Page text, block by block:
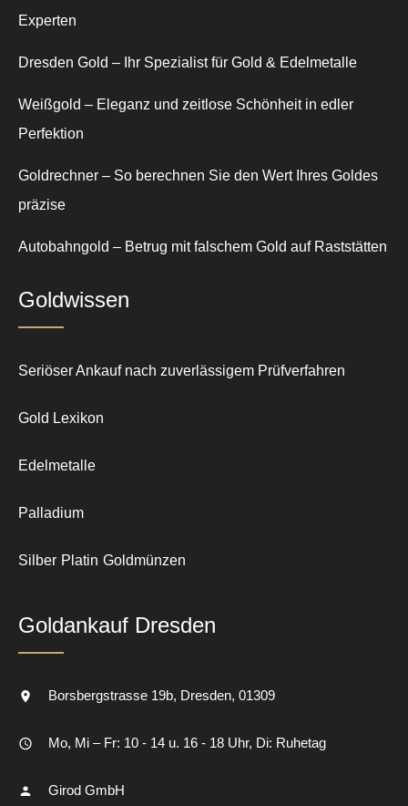
Experten
Dresden Gold – Ihr Spezialist für Gold & Edelmetalle
Weißgold – Eleganz und zeitlose Schönheit in edler
Perfektion
Goldrechner – So berechnen Sie den Wert Ihres Goldes
präzise
Autobahngold – Betrug mit falschem Gold auf Raststätten
Goldwissen
Seriöser Ankauf nach zuverlässigem Prüfverfahren
Gold Lexikon
Edelmetalle
Palladium
Silber Platin Goldmünzen
Goldankauf Dresden
Borsbergstrasse 19b Dresden 01309
Mo, Mi – Fr: 10 - 14 u. 16 - 18 Uhr, Di: Ruhetag
Girod GmbH